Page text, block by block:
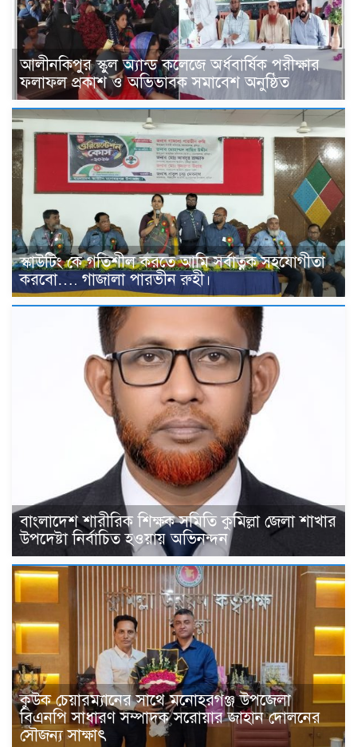
আলীনকিপুর স্কুল অ্যান্ড কলেজে অর্ধবার্ষিক পরীক্ষার
ফলাফল প্রকাশ ও অভিভাবক সমাবেশ অনুষ্ঠিত
স্কাউটিং কে গতিশীল করতে আমি সর্বাত্নক সহযোগীতা
করবো…. গাজালা পারভীন রুহী।
বাংলাদেশ শারীরিক শিক্ষক সমিতি কুমিল্লা জেলা শাখার
উপদেষ্টা নির্বাচিত হওয়ায় অভিনন্দন
কুউক চেয়ারম্যানের সাথে মনোহরগঞ্জ উপজেলা
বিএনপি সাধারণ সম্পাদক সরোয়ার জাহান দোলনের
সৌজন্য সাক্ষাৎ